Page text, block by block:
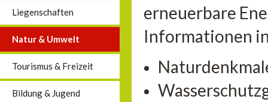
Liegenschaften
Natur & Umwelt
Tourismus & Freizeit
Bildung & Jugend
erneuerbare
Informationen